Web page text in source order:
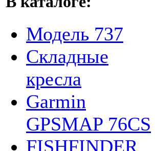
Модель 737
Складные
кресла
Garmin
GPSMAP 76CS
FISHFINDER